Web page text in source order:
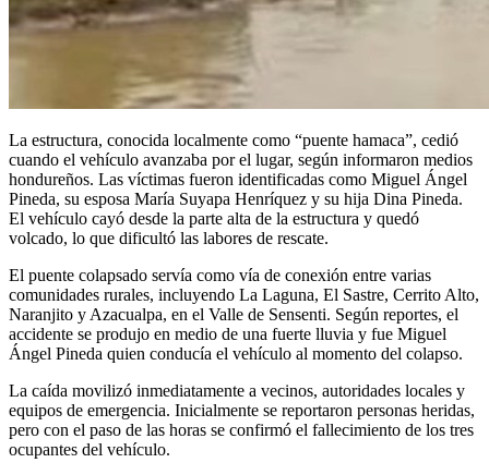
La estructura, conocida localmente como “puente hamaca”, cedió
cuando el vehículo avanzaba por el lugar, según informaron medios
hondureños. Las víctimas fueron identificadas como Miguel Ángel
Pineda, su esposa María Suyapa Henríquez y su hija Dina Pineda.
El vehículo cayó desde la parte alta de la estructura y quedó
volcado, lo que dificultó las labores de rescate.
El puente colapsado servía como vía de conexión entre varias
comunidades rurales, incluyendo La Laguna, El Sastre, Cerrito Alto,
Naranjito y Azacualpa, en el Valle de Sensenti. Según reportes, el
accidente se produjo en medio de una fuerte lluvia y fue Miguel
Ángel Pineda quien conducía el vehículo al momento del colapso.
La caída movilizó inmediatamente a vecinos, autoridades locales y
equipos de emergencia. Inicialmente se reportaron personas heridas,
pero con el paso de las horas se confirmó el fallecimiento de los tres
ocupantes del vehículo.